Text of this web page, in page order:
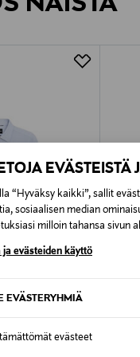
EVÄSTEISTÄ
“Hyväksy kaikki”, sallit
sosiaalisen median
milloin tahansa sivun
ja evästeiden käyttö
EVÄSTERYHMIÄ
evästeet